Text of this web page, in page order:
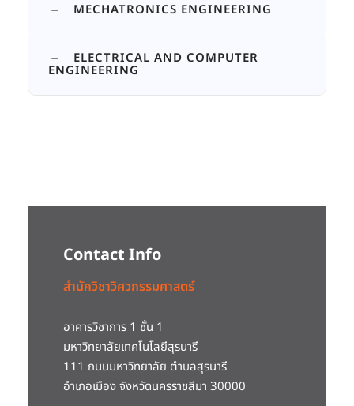
MECHATRONICS ENGINEERING
ELECTRICAL AND COMPUTER
ENGINEERING
Contact Info
สำนักวิชาวิศวกรรมศาสตร์
อาคารวิชาการ 1 ชั้น 1
มหาวิทยาลัยเทคโนโลยีสุรนารี
111 ถนนมหาวิทยาลัย ตำบลสุรนารี
อำเภอเมือง จังหวัดนครราชสีมา 30000